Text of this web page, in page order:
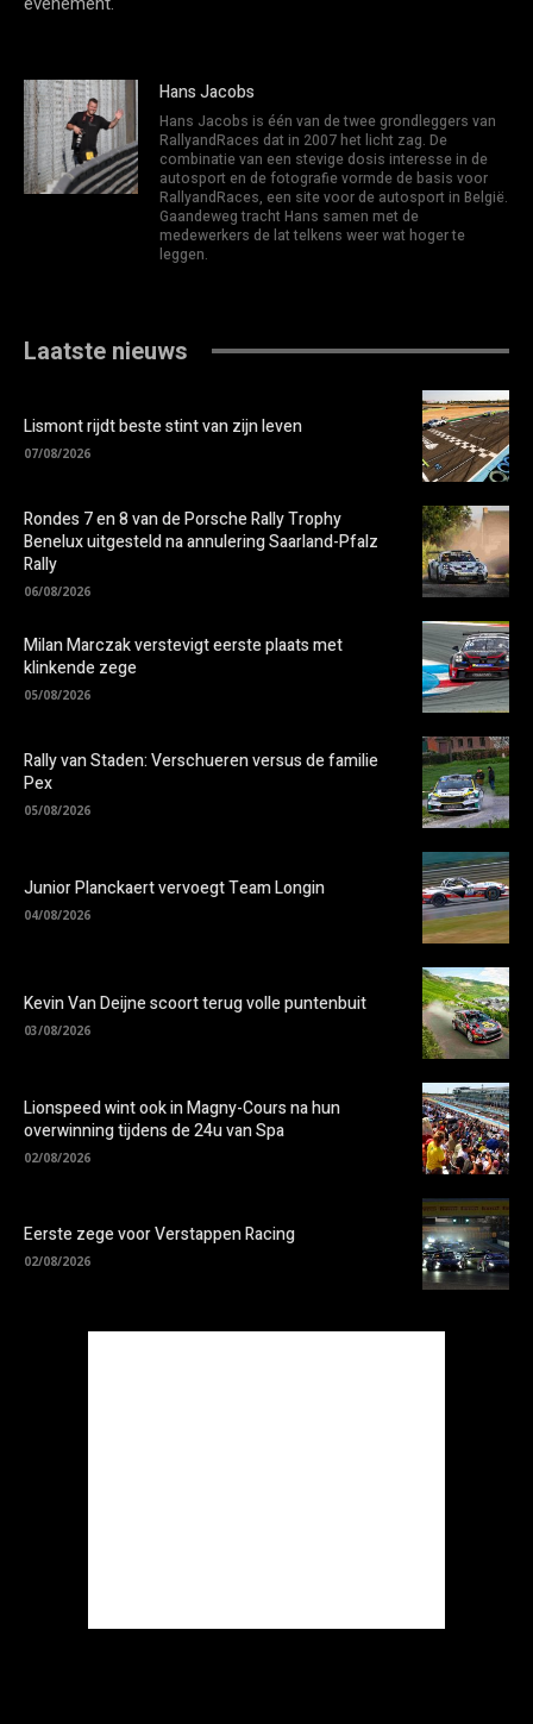
Hans Jacobs
Hans Jacobs is één van de twee grondleggers van
RallyandRaces dat in 2007 het licht zag. De
combinatie van een stevige dosis interesse in de
autosport en de fotografie vormde de basis voor
RallyandRaces, een site voor de autosport in België.
Gaandeweg tracht Hans samen met de
medewerkers de lat telkens weer wat hoger te
leggen.
Laatste nieuws
Lismont rijdt beste stint van zijn leven
07/08/2026
Rondes 7 en 8 van de Porsche Rally Trophy
Benelux uitgesteld na annulering Saarland-Pfalz
Rally
06/08/2026
Milan Marczak verstevigt eerste plaats met
klinkende zege
05/08/2026
Rally van Staden: Verschueren versus de familie
Pex
05/08/2026
Junior Planckaert vervoegt Team Longin
04/08/2026
Kevin Van Deijne scoort terug volle puntenbuit
03/08/2026
Lionspeed wint ook in Magny-Cours na hun
overwinning tijdens de 24u van Spa
02/08/2026
Eerste zege voor Verstappen Racing
02/08/2026